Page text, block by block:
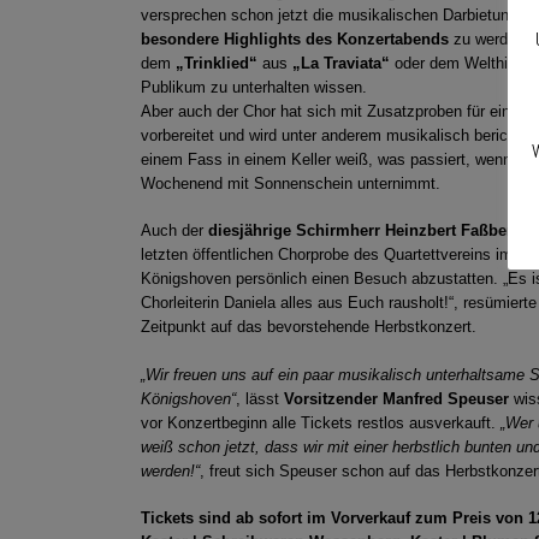
versprechen schon jetzt die musikalischen Darbietungen
besondere Highlights des Konzertabends zu werden.
dem „Trinklied“ aus „La Traviata“ oder dem Welthit
Publikum zu unterhalten wissen.
Aber auch der Chor hat sich mit Zusatzproben für
vorbereitet und wird unter anderem musikalisch
einem Fass in einem Keller weiß, was passiert, wenn
Wochenend mit Sonnenschein unternimmt.
Auch der diesjährige Schirmherr Heinzbert
letzten öffentlichen Chorprobe des Quartettvereins im
Königshoven persönlich einen Besuch abzustatten.
Chorleiterin Daniela alles aus Euch rausholt!“,
Zeitpunkt auf das bevorstehende Herbstkonzert.
„Wir freuen uns auf ein paar musikalisch
Königshoven“, lässt Vorsitzender Manfred Speuser
vor Konzertbeginn alle Tickets restlos ausverkauft.
weiß schon jetzt, dass wir mit einer herbstlich bunten
werden!“, freut sich Speuser schon auf das
Tickets sind ab sofort im Vorverkauf zum Preis von